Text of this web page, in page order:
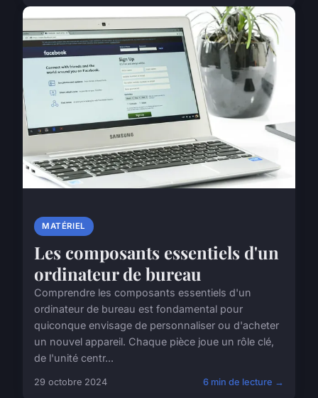
MATÉRIEL
Les composants essentiels d'un
ordinateur de bureau
Comprendre les composants essentiels d'un
ordinateur de bureau est fondamental pour
quiconque envisage de personnaliser ou d'acheter
un nouvel appareil. Chaque pièce joue un rôle clé,
de l'unité centr...
29 octobre 2024 6 min de lecture →